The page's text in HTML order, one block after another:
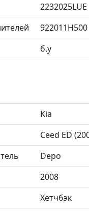
2232025LUE
922011H500
б.у
Kia
Ceed ED
Depo
2008
Хетчбэк